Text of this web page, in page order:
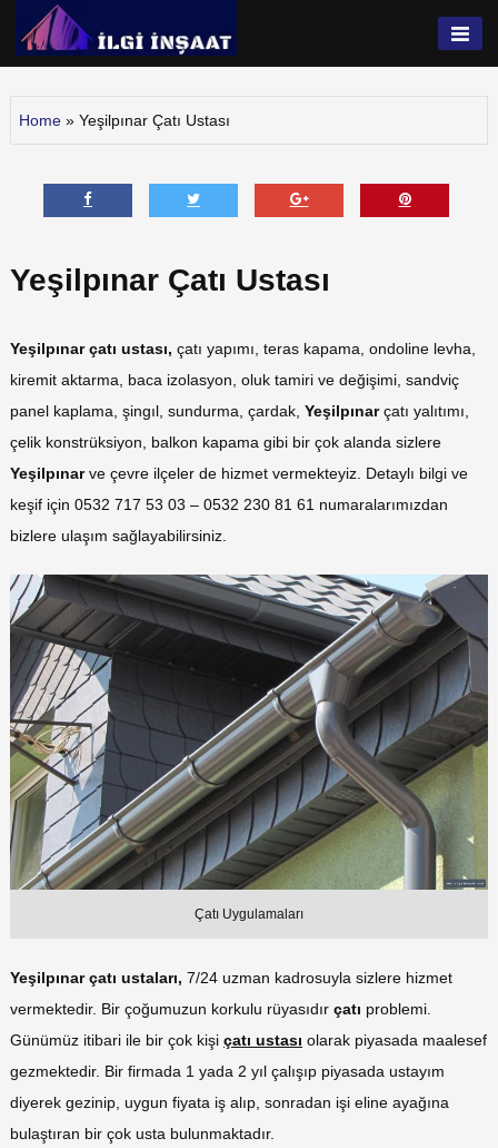
İlgi İnşaat
Home » Yeşilpınar Çatı Ustası
Yeşilpınar Çatı Ustası
Yeşilpınar çatı ustası, çatı yapımı, teras kapama, ondoline levha,
kiremit aktarma, baca izolasyon, oluk tamiri ve değişimi, sandviç
panel kaplama, şingıl, sundurma, çardak, Yeşilpınarçatı yalıtımı,
çelik konstrüksiyon, balkon kapama gibi bir çok alanda sizlere
Yeşilpınarve çevre ilçeler de hizmet vermekteyiz. Detaylı bilgi ve
keşif için 0532 717 53 03 – 0532 230 81 61 numaralarımızdan
bizlere ulaşım sağlayabilirsiniz.
Çatı Uygulamaları
Yeşilpınar çatı ustaları, 7/24 uzman kadrosuyla sizlere hizmet
vermektedir. Bir çoğumuzun korkulu rüyasıdır çatı problemi.
Günümüz itibari ile bir çok kişi çatı ustası olarak piyasada maalesef
gezmektedir. Bir firmada 1 yada 2 yıl çalışıp piyasada ustayım
diyerek gezinip, uygun fiyata iş alıp, sonradan işi eline ayağına
bulaştıran bir çok usta bulunmaktadır.